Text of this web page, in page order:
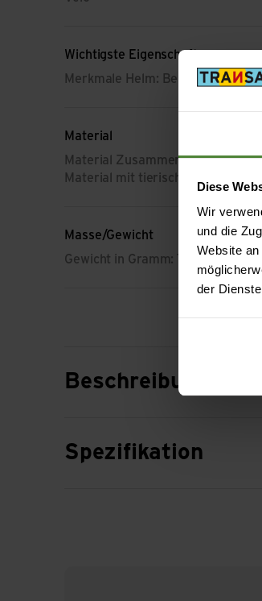
Diese
Wir
und die
Website
der
Wichtigste Eigenschaft
Merkmale Helm: Belüftung
Material
Material Zusammensetzung:
Material mit tierischem
Masse/Gewicht
Gewicht in Gramm: 700 g
Beschreibung
Spezifikation